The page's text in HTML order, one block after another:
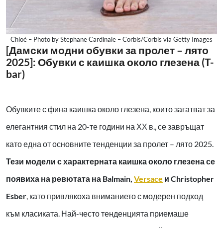
Chloé – Photo by Stephane Cardinale – Corbis/Corbis via Getty Images
[Дамски модни обувки за пролет – лято
2025]: Обувки с каишка около глезена (T-
bar)
Обувките с фина каишка около глезена, които загатват за
елегантния стил на 20-те години на ХХ в., се завръщат
като една от основните тенденции за пролет – лято 2025.
Тези модели с характерната каишка около глезена се
появиха на ревютата на Balmain, Versace и Christopher
Esber , като привлякоха вниманието с модерен подход
към класиката. Най-често тенденцията приемаше